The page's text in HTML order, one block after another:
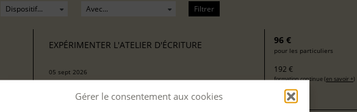
Gérer le consentement aux cookies
Filtrer
EXPÉRIMENTER L'ATELIER D'ÉCRITURE
05 sept 2026
Isabelle Delaby
96 €
pour les particuliers
192 €
formation continue (en savoir +)